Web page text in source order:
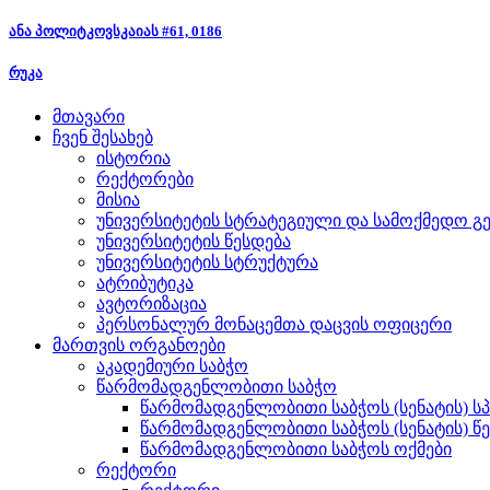
ანა პოლიტკოვსკაიას #61, 0186
რუკა
მთავარი
ჩვენ შესახებ
ისტორია
რექტორები
მისია
უნივერსიტეტის სტრატეგიული და სამოქმედო
უნივერსიტეტის წესდება
უნივერსიტეტის სტრუქტურა
ატრიბუტიკა
ავტორიზაცია
პერსონალურ მონაცემთა დაცვის ოფიცერი
მართვის ორგანოები
აკადემიური საბჭო
წარმომადგენლობითი საბჭო
წარმომადგენლობითი საბჭოს (სენატის)
წარმომადგენლობითი საბჭოს (სენატის)
წარმომადგენლობითი საბჭოს ოქმები
რექტორი